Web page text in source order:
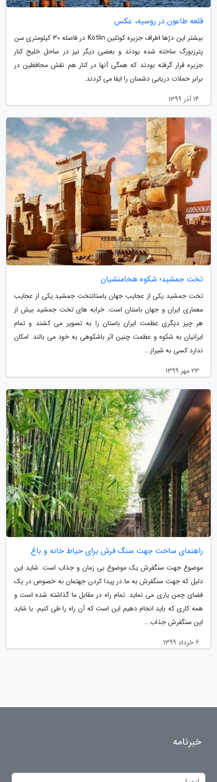
قلعه طاعون در روسیه، عکس
بیشتر این دژها اطراف جزیره کوتلین Kotlin در فاصله 30 کیلومتری سن
پترزبورگ ساخته شده بودند و بعضی دیگر نیز در ساحل خلیج کنار
جزیره قرار گرفته بودند که همگی آنها در کنار هم نقش محافظین در
برابر حملات دریایی دشمنان را ایفا می کردند.
14 آذر 1399
تخت جمشید؛ شکوه هخامنشیان
تخت جمشید یکی از عجایب جهان باستانتخت جمشید یکی از عجایب
معماری ایران و جهان باستان است. خرابه های تخت جمشید بیش از
هر چیز دیگری عظمت ایران باستان را به تصویر می کشند و تمام
ایرانیان به شکوه و عظمت چنین اثر باشکوهی به خود می بالند. امکان
ندارد کسی به شیراز...
23 مهر 1399
راهنمای ساخت جهت سنگ فرش برای حیاط خانه و باغ
موضوع جهت سنگفرش یک موضوع بی زمان و جذاب است. شاید این
دلیل که جهت سنگفرش به ما در پیدا کردن جهتمان به خصوص در یک
فضای چمن یاری می نماید. تمام راه در مقابل ما گذاشته شده است و
همه کاری که باید انجام دهیم این است که آن راه را طی کنیم. یا شاید
این سنگفرش جذاب...
6 خرداد 1399
خبرنامه